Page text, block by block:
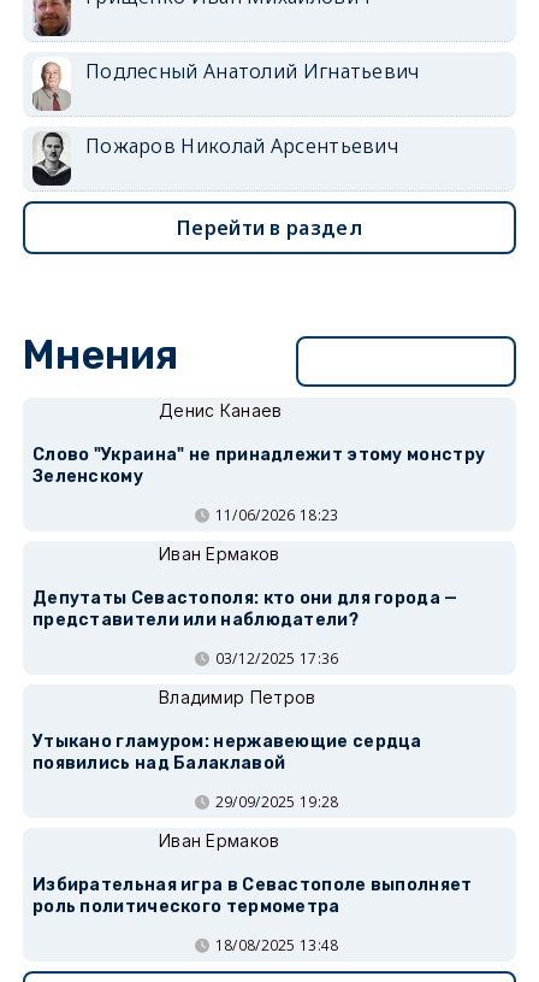
Подлесный Анатолий Игнатьевич
Пожаров Николай Арсентьевич
Перейти в раздел
Мнения
Денис Канаев
Слово "Украина" не принадлежит этому монстру
Зеленскому
11/06/2026 18:23
Иван Ермаков
Депутаты Севастополя: кто они для города —
представители или наблюдатели?
03/12/2025 17:36
Владимир Петров
Утыкано гламуром: нержавеющие сердца
появились над Балаклавой
29/09/2025 19:28
Иван Ермаков
Избирательная игра в Севастополе выполняет
роль политического термометра
18/08/2025 13:48